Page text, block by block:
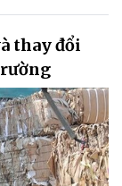
thay đổi